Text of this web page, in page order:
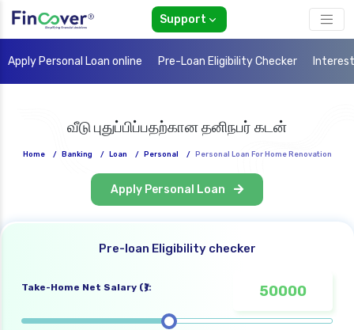
Support
Apply Personal Loan online Pre-Loan Eligibility Checker
வீடு புதுப்பிப்பதற்கான தனிநபர் கடன்
Home / Banking / Loan / Personal / Personal Loan For Home Renovation
Apply Personal Loan
Pre-loan Eligibility checker
Take-Home Net Salary (₹):